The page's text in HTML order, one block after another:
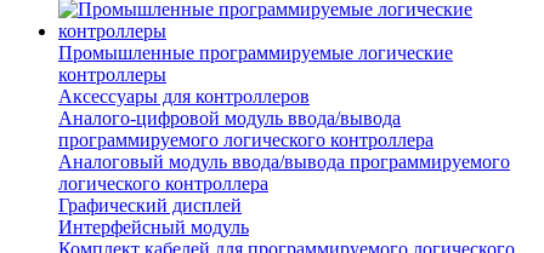
Промышленные программируемые логические
контроллеры
Аксессуары для контроллеров
Аналого-цифровой модуль ввода/вывода
программируемого логического контроллера
Аналоговый модуль ввода/вывода программируемого
логического контроллера
Графический дисплей
Интерфейсный модуль
Комплект кабелей для программируемого логического